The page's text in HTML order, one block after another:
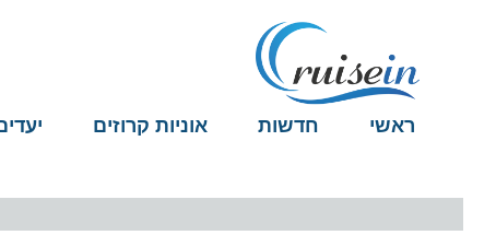
ראשי חדשות אוניות קרוזים יעדים